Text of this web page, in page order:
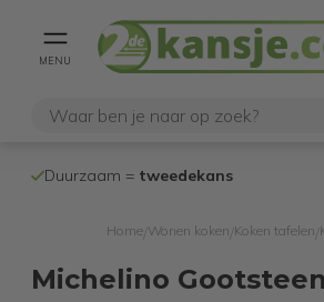
MENU
Duurzaam = tweedekans
Home/ Wonen koken Koken tafelen
Michelino